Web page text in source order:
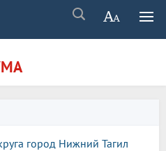
город Нижний Тагил